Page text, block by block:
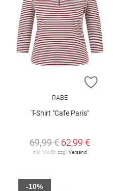
RABE
T-Shirt "Cafe Paris"
69,99 € 62,99 €
inkl. MwSt. zzgl. Versand
-10%